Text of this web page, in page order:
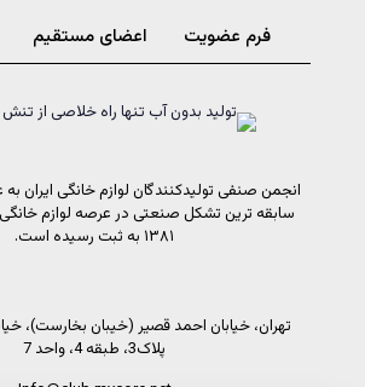
فرم عضویت اعضای مستقیم
انجمن صنفی تولیدکنندگان لوازم خانگی ایران
سابقه ترین تشکل صنعتی در عرصه لوازم
۱۳۸۱ به ثبت رسیده است.
تهران، خیابان احمد قصیر (خیبان بخارست)،
پلاک3، طبقه 4، واحد 7